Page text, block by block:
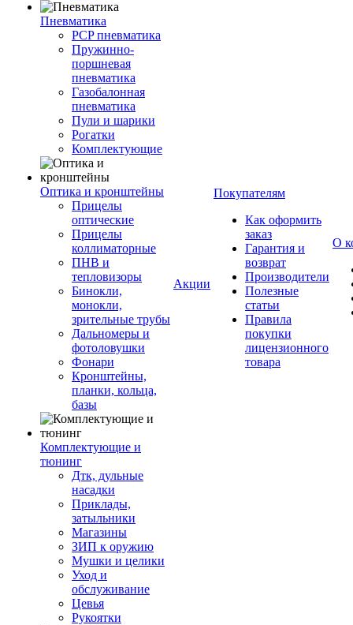
Пневматика
PCP пневматика
Пружинно-
поршневая
пневматика
Газобалонная
пневматика
Пули и шарики
Рогатки
Комплектующие
Оптика и кронштейны
Прицелы
оптические
Прицелы
коллиматорные
ПНВ и
тепловизоры
Бинокли,
монокли,
зрительные трубы
Дальномеры и
фотоловушки
Фонари
Кронштейны,
планки, кольца,
базы
Комплектующие и
тюнинг
Дтк, дульные
насадки
Приклады,
затыльники
Магазины
ЗИП к оружию
Мушки и целики
Уход и
обслуживание
Цевья
Рукоятки
Акции
Покупателям
Как оформить
заказ
Гарантия и
возврат
Производители
Полезные
статьи
Правила
покупки
лицензионного
товара
О